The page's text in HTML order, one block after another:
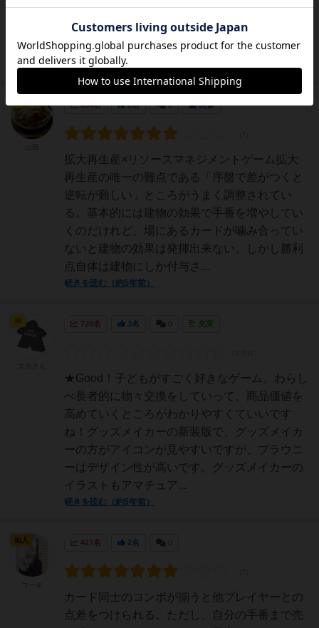
交換し、勝利点を入手する。・１番早く10点以
上の勝利点を得たプレイヤーが勝ち■体験プレ
イ人数、回数・...
続きを読む（約5年前）
654名 2名 0 画像
拡大再生産×リソースマネジメントゲーム拡大
再生産の唯一の難点である「序盤で差がつくと
逆転が難しい」ところがうまく調整されてい
る。基本的には建物の効果で手番を増やしてい
くのだけれど、場にあるカードが噛み合ってい
ないと建物の効果は発揮出来ない。しかし勝利
点自体は建物にしか付与さ...
続きを読む（約5年前）
728名 3名 充実
★Good！子どもがすごく好きなゲーム。わらし
べ長者的に物々交換をしていって、商品価値を
高めていくところがわかりやすくていいです
ね！グッズメイカーの新装版で、グッズメイカ
ーの方がアイコンが見やすいですが、ブラウニ
ーはデザイン性が高いです。グッズメイカーの
イラストもアマチュア...
続きを読む（約5年前）
427名 2名
カード同士のコンボが揃うと他プレイヤーとの
点差をつけられる。ただし、自分の手番まで売
仙人